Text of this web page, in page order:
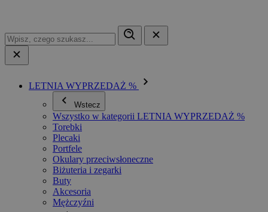
LETNIA WYPRZEDAŻ %
Wstecz
Wszystko w kategorii LETNIA WYPRZEDAŻ %
Torebki
Plecaki
Portfele
Okulary przeciwsłoneczne
Biżuteria i zegarki
Buty
Akcesoria
Mężczyźni